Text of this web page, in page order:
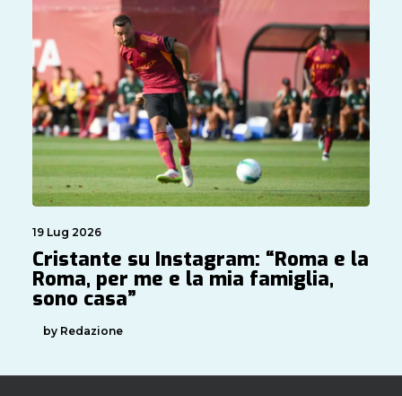
19 Lug 2026
Cristante su Instagram: “Roma e la
Roma, per me e la mia famiglia,
sono casa”
by Redazione